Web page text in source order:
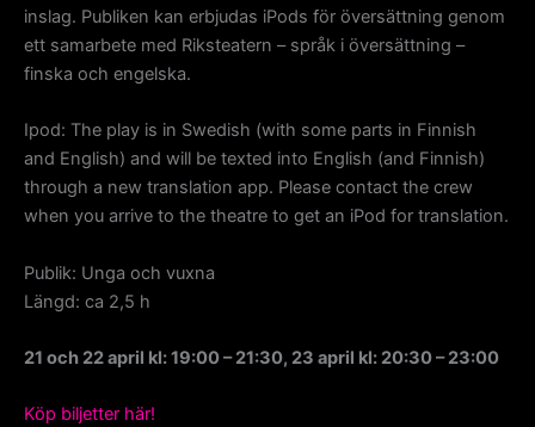
inslag. Publiken kan erbjudas iPods för översättning genom
ett samarbete med Riksteatern – språk i översättning –
finska och engelska.
Ipod: The play is in Swedish (with some parts in Finnish
and English) and will be texted into English (and Finnish)
through a new translation app. Please contact the crew
when you arrive to the theatre to get an iPod for translation.
Publik: Unga och vuxna
Längd: ca 2,5 h
21 och 22 april kl: 19:00 – 21:30, 23 april kl: 20:30 – 23:00
Köp biljetter här!